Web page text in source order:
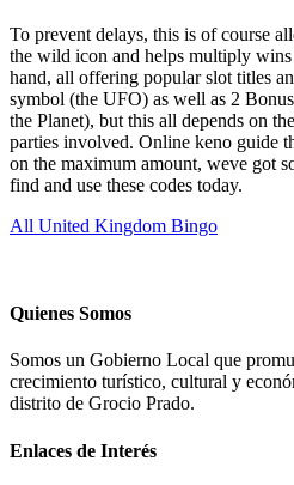
To prevent delays, this is of course
the wild icon and helps multiply
hand, all offering popular slot titles
symbol (the UFO) as well as 2
the Planet), but this all depends on
parties involved. Online keno guide
on the maximum amount, weve got
find and use these codes today.
All United Kingdom Bingo
Quienes Somos
Somos un Gobierno Local que
crecimiento turístico, cultural y
distrito de Grocio Prado.
Enlaces de Interés